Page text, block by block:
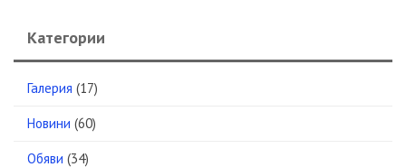
Категории
Галерия (17)
Новини (60)
Обяви (34)